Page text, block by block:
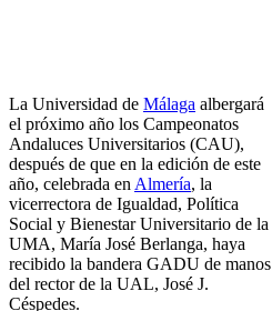
La Universidad de Málaga albergará
el próximo año los Campeonatos
Andaluces Universitarios (CAU),
después de que en la edición de este
año, celebrada en Almería, la
vicerrectora de Igualdad, Política
Social y Bienestar Universitario de la
UMA, María José Berlanga, haya
recibido la bandera GADU de manos
del rector de la UAL, José J.
Céspedes.